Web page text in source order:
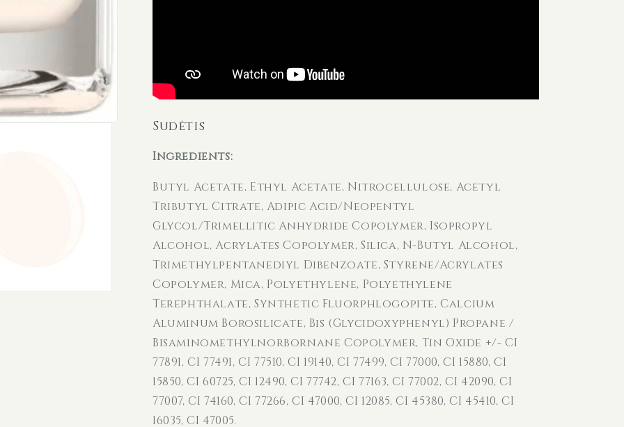
Sudėtis
Ingredients:
Butyl Acetate, Ethyl Acetate, Nitrocellulose, Acetyl
Tributyl Citrate, Adipic Acid/Neopentyl
Glycol/Trimellitic Anhydride Copolymer, Isopropyl
Alcohol, Acrylates Copolymer, Silica, N-Butyl Alcohol,
Trimethylpentanediyl Dibenzoate, Styrene/Acrylates
Copolymer, Mica, Polyethylene, Polyethylene
Terephthalate, Synthetic Fluorphlogopite, Calcium
Aluminum Borosilicate, Bis (Glycidoxyphenyl) Propane /
Bisaminomethylnorbornane Copolymer, Tin Oxide +/- CI
77891, CI 77491, CI 77510, CI 19140, CI 77499, CI 77000, CI 15880, CI
15850, CI 60725, CI 12490, CI 77742, CI 77163, CI 77002, CI 42090, CI
77007, CI 74160, CI 77266, CI 47000, CI 12085, CI 45380, CI 45410, CI
16035, CI 47005.